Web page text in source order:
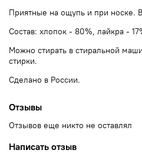
Приятные на ощупь и при носке.
Состав: хлопок - 80%, лайкра -
Можно стирать в стиральной
стирки.
Сделано в России.
Отзывы
Отзывов еще никто не оставлял
Написать отзыв